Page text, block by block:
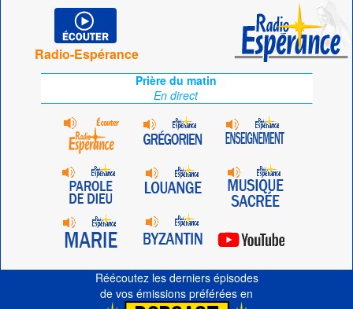
Radio-Espérance
Prière du matin
En direct
Réécoutez les derniers épisodes
de vos émissions préférées en